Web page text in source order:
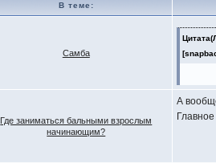
В теме:
Самба
Vive
Где заниматься бальными взрослым
начинающим?
А